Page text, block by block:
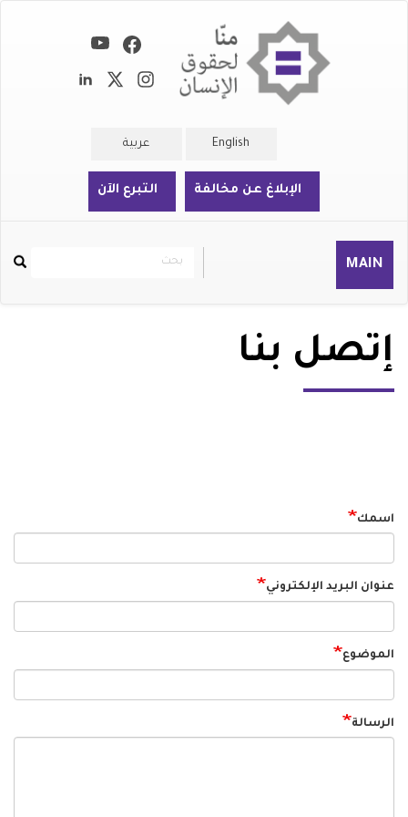
English عربية
الإبلاغ عن مخالفة التبرع الآن
MAIN
Rechercher
بحث
إتصل بنا
اسمك
عنوان البريد الإلكتروني
الموضوع
الرسالة